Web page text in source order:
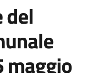
del
maggio